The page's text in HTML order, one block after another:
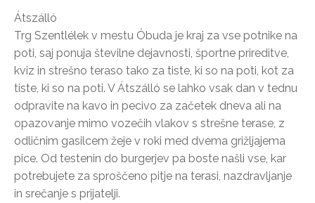
Átszálló
Trg Szentlélek v mestu Óbuda je kraj za vse potnike na
poti, saj ponuja številne dejavnosti, športne prireditve,
kviz in strešno teraso tako za tiste, ki so na poti, kot za
tiste, ki so na poti. V Átszálló se lahko vsak dan v tednu
odpravite na kavo in pecivo za začetek dneva ali na
opazovanje mimo vozečih vlakov s strešne terase, z
odličnim gasilcem žeje v roki med dvema grižljajema
pice. Od testenin do burgerjev pa boste našli vse, kar
potrebujete za sproščeno pitje na terasi, nazdravljanje
in srečanje s prijatelji.